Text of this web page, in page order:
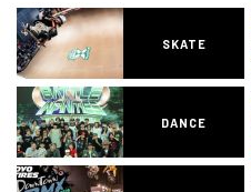
SKATE
DANCE